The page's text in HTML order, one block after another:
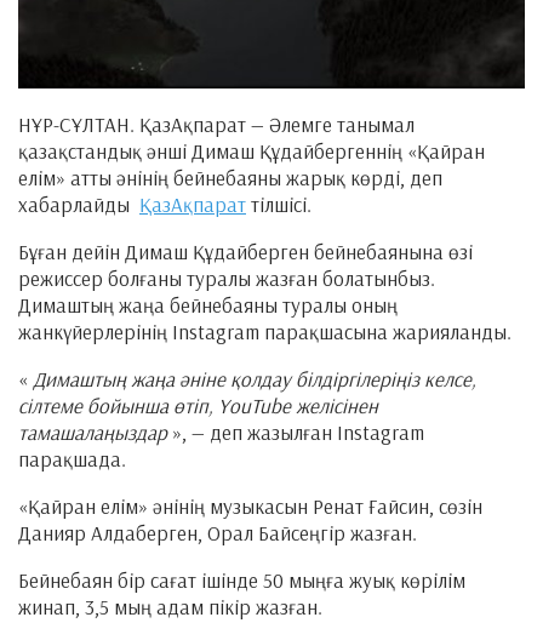
НҰР-СҰЛТАН. ҚазАқпарат — Әлемге танымал
қазақстандық әнші Димаш Құдайбергеннің «Қайран
елім» атты әнінің бейнебаяны жарық көрді, деп
хабарлайды ҚазАқпараттілшісі.
Бұған дейін Димаш Құдайберген бейнебаянына өзі
режиссер болғаны туралы жазған болатынбыз.
Димаштың жаңа бейнебаяны туралы оның
жанкүйерлерінің Instagram парақшасына жарияланды.
« Димаштың жаңа әніне қолдау білдіргілеріңіз келсе,
сілтеме бойынша өтіп, YouTube желісінен
тамашалаңыздар», — деп жазылған Instagram
парақшада.
«Қайран елім» әнінің музыкасын Ренат Ғайсин, сөзін
Данияр Алдаберген, Орал Байсеңгір жазған.
Бейнебаян бір сағат ішінде 50 мыңға жуық көрілім
жинап, 3,5 мың адам пікір жазған.